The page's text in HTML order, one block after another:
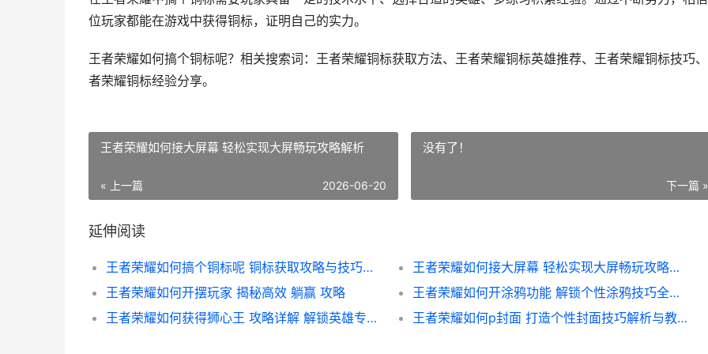
位玩家都能在游戏中获得铜标，证明自己的实力。
王者荣耀如何搞个铜标呢？相关搜索词：王者荣耀铜标获取方法、王者荣耀铜标英雄推荐、王者荣耀铜标技巧
者荣耀铜标经验分享。
王者荣耀如何接大屏幕 轻松实现大屏畅玩攻略解析
« 上一篇 2026-06-20
没有了！
下一篇 »
延伸阅读
王者荣耀如何搞个铜标呢 铜标获取攻略与技巧解析
王者荣耀如何接大屏幕 轻松实现大屏畅玩攻略解析
王者荣耀如何开摆玩家 揭秘高效 躺赢 攻略
王者荣耀如何开涂鸦功能 解锁个性涂鸦技巧全解析
王者荣耀如何获得狮心王 攻略详解 解锁英雄专属皮肤
王者荣耀如何p封面 打造个性封面技巧解析与教程